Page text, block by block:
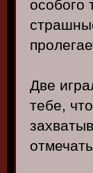
особого
Две
тебе,